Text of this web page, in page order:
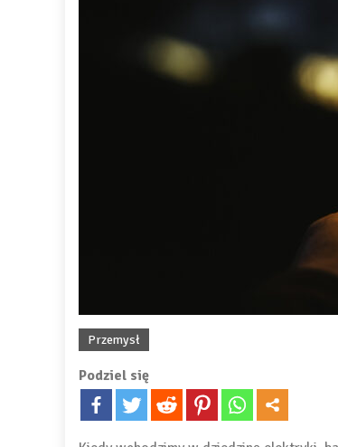
Przemysł
Podziel się